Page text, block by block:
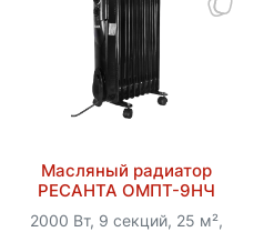
Масляный радиатор
РЕСАНТА ОМПТ-9НЧ
2000 Вт, 9 секций, 25 м²,